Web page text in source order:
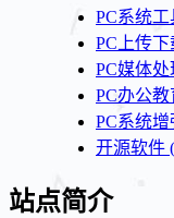
PC系统工
PC上传下
PC媒体处
PC办公教
PC系统增
开源软件
站点简介